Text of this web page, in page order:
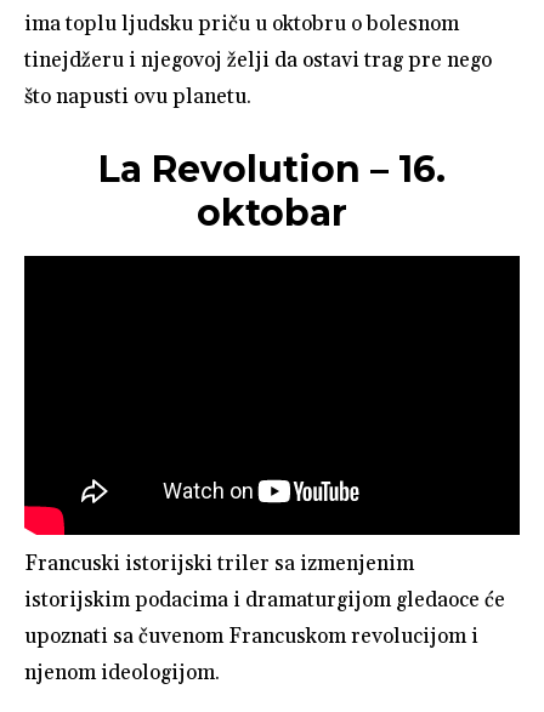
ima toplu ljudsku priču u oktobru o bolesnom
tinejdžeru i njegovoj želji da ostavi trag pre nego
što napusti ovu planetu.
La Revolution – 16.
oktobar
Francuski istorijski triler sa izmenjenim
istorijskim podacima i dramaturgijom gledaoce će
upoznati sa čuvenom Francuskom revolucijom i
njenom ideologijom.